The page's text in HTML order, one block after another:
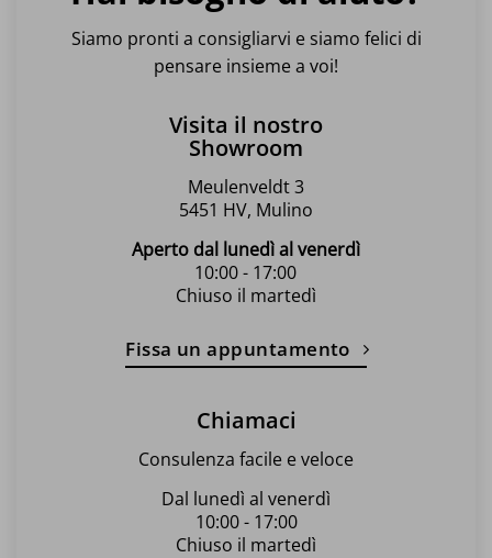
Siamo pronti a consigliarvi e siamo felici di
pensare insieme a voi!
Visita il nostro
Showroom
Meulenveldt 3
5451 HV, Mulino
Aperto dal lunedì al venerdì
10:00 - 17:00
Chiuso il martedì
Fissa un appuntamento
Chiamaci
Consulenza facile e veloce
Dal lunedì al venerdì
10:00 - 17:00
Chiuso il martedì